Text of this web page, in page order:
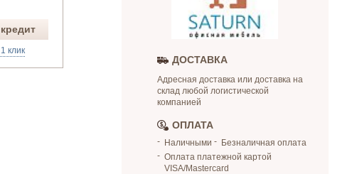
клик
ДОСТАВКА
Адресная доставка или доставка на
склад любой логистической
компанией
ОПЛАТА
Наличными
Безналичная оплата
Оплата платежной картой
VISA/Mastercard